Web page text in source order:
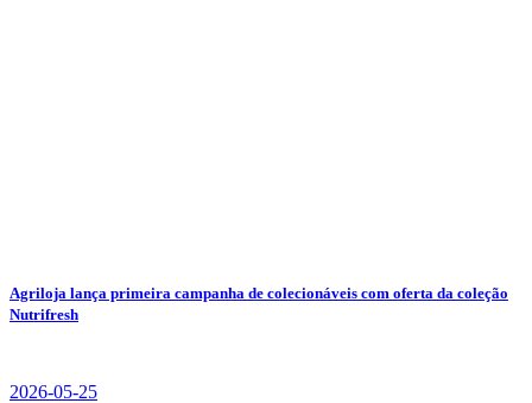
Agriloja lança primeira campanha de colecionáveis com oferta da coleção
Nutrifresh
2026-05-25